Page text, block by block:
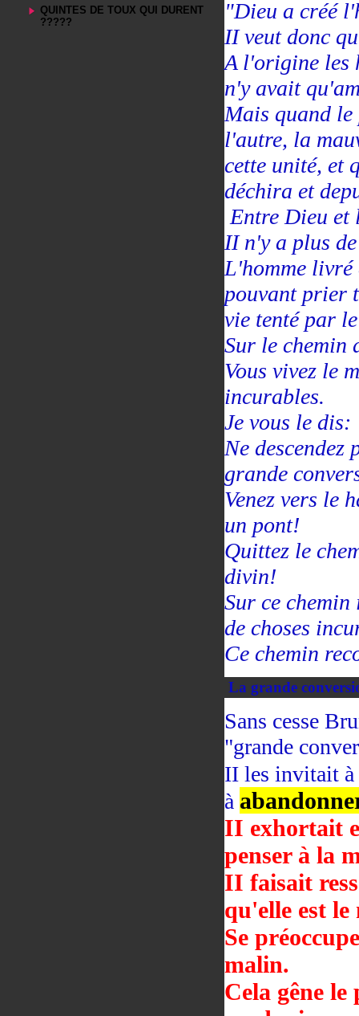
QUINTES DE TOUX QUI DURENT
?????
"Dieu a créé
II veut donc
A l'origine les
n'y avait
Mais quand le
l'autre, la
cette unité, et
déchira et
Entre Dieu et
II n'y a plus
L'homme livré
pouvant prier
vie tenté par
Sur le chemin
Vous vivez le
incurables.
Je vous le dis:
Ne descendez
grande
Venez vers le
un pont!
Quittez le
divin!
Sur ce
de choses
Ce chemin
La grande
Sans cesse
"grande
II les invitait à
à
II exhortait
penser à la
II faisait
qu'elle est le
Se
malin.
Cela gêne le